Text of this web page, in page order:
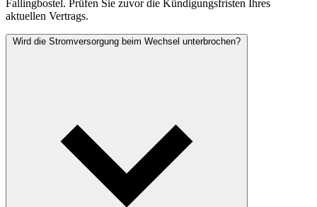
Fallingbostel. Prüfen Sie zuvor die Kündigungsfristen Ihres
aktuellen Vertrags.
Wird die Stromversorgung beim Wechsel unterbrochen?